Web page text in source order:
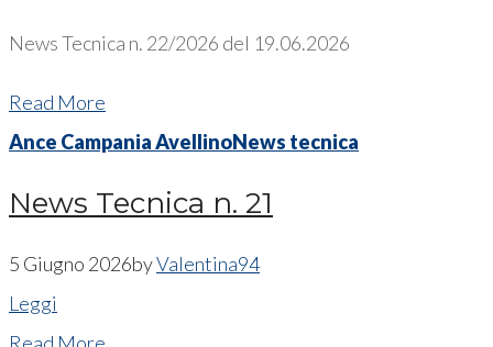
News Tecnica n. 22/2026 del 19.06.2026
Read More
Ance Campania AvellinoNews tecnica
News Tecnica n. 21
5 Giugno 2026byValentina94
Leggi